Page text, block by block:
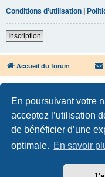
En poursuivant votre
acceptez l’utilisation
de bénéficier d’une
optimale. En savoir
Conditions d’utilisation
Inscription
Accueil du forum
Développé par